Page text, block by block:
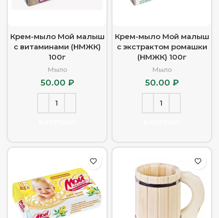
Крем-мыло Мой малыш
с витаминами (НМЖК)
100г
Мыло
50.00 ₽
Крем-мыло Мой малыш
с экстрактом ромашки
(НМЖК) 100г
Мыло
50.00 ₽